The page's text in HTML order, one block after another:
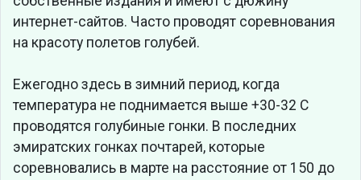
интернет-сайтов. Часто проводят соревнования
на красоту полетов голубей.
Ежегодно здесь в зимний период, когда
температура не поднимается выше +30-32 С
проводятся голубиные гонки. В последних
эмиратских гонках почтарей, которые
соревновались в марте на расстояние от 150 до